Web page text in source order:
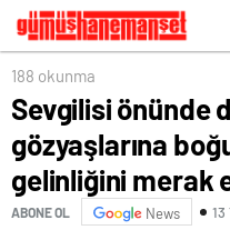
ediyor
188 okunma
Sevgilisi önünde
gözyaşlarına
gelinliğini merak
ABONE OL News